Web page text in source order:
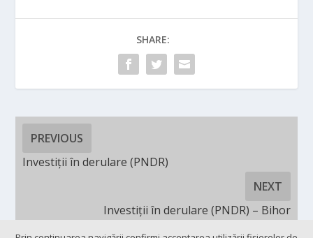
SHARE:
PREVIOUS
Investiții în derulare (PNDR)
NEXT
Investiții în derulare (PNDR) – Bihor